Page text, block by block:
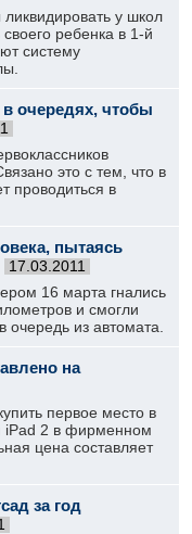
у школ
ребенка в 1-й
систему
очередях, чтобы
это с тем, что в
проводиться в
пытаясь
17.03.2011
16 марта гнались
и смогли
очередь из автомата.
на
первое место в
iPad 2 в фирменном
цена составляет
за год